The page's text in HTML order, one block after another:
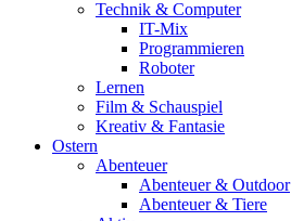
Technik & Computer
IT-Mix
Programmieren
Roboter
Lernen
Film & Schauspiel
Kreativ & Fantasie
Ostern
Abenteuer
Abenteuer & Outdoor
Abenteuer & Tiere